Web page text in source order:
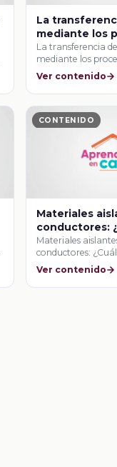
La
mediante los
conducción y
La transferencia
mediante los
conducción y
Ver contenido
CONTENIDO
Materiales
conductores:
utilizo para
recipiente
Materiales
conductores:
construir un
Ver contenido